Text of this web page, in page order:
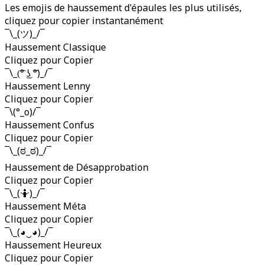
Les emojis de haussement d'épaules les plus utilisés,
cliquez pour copier instantanément
¯\_(ツ)_/¯
Haussement Classique
Cliquez pour Copier
¯\_(͡° ͜ʖ ͡°)_/¯
Haussement Lenny
Cliquez pour Copier
¯\(°_o)/¯
Haussement Confus
Cliquez pour Copier
¯\_(ಠ_ಠ)_/¯
Haussement de Désapprobation
Cliquez pour Copier
¯\_(🤷)_/¯
Haussement Méta
Cliquez pour Copier
¯\_(◕‿◕)_/¯
Haussement Heureux
Cliquez pour Copier